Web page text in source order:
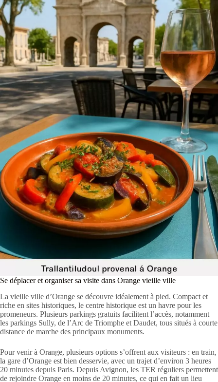
Se déplacer et organiser sa visite dans Orange vieille ville
La vieille ville d’Orange se découvre idéalement à pied. Compact et
riche en sites historiques, le centre historique est un havre pour les
promeneurs. Plusieurs parkings gratuits facilitent l’accès, notamment
les parkings Sully, de l’Arc de Triomphe et Daudet, tous situés à courte
distance de marche des principaux monuments.
Pour venir à Orange, plusieurs options s’offrent aux visiteurs : en train,
la gare d’Orange est bien desservie, avec un trajet d’environ 3 heures
20 minutes depuis Paris. Depuis Avignon, les TER réguliers permettent
de rejoindre Orange en moins de 20 minutes, ce qui en fait un lieu